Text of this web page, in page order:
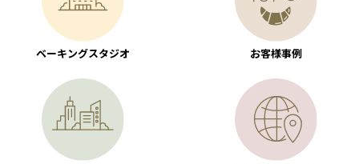
ベーキングスタジオ お客様事例